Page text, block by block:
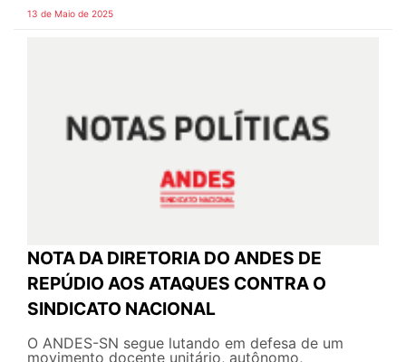
13 de Maio de 2025
NOTA DA DIRETORIA DO ANDES DE
REPÚDIO AOS ATAQUES CONTRA O
SINDICATO NACIONAL
O ANDES-SN segue lutando em defesa de um
movimento docente unitário, autônomo,